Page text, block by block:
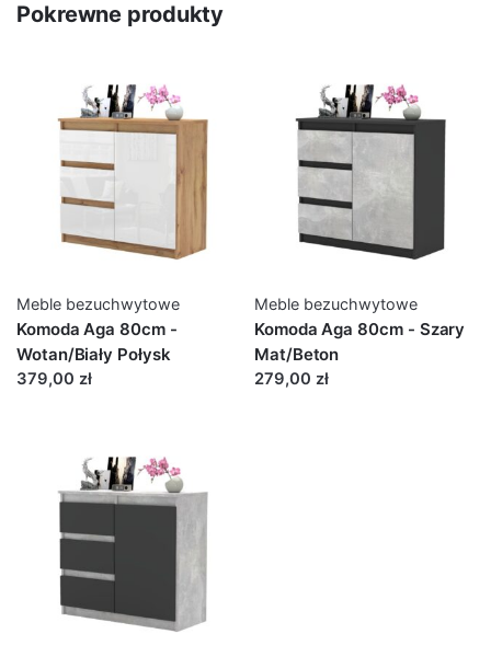
Pokrewne produkty
Meble bezuchwytowe
Komoda Aga 80cm -
Wotan/Biały Połysk
379,00 zł
Meble bezuchwytowe
Komoda Aga 80cm - Szary
Mat/Beton
279,00 zł